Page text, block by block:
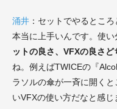
涌井 ：セットでやるとこ
本当に上手いんです。使い
ットの良さ、VFXの良さ
ね。例えばTWICEの『
ラソルの傘が一斉に開くと
いVFXの使い方だなと感じ